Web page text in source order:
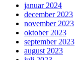
januar 2024
december 2023
november 2023
oktober 2023
september 2023
august 2023